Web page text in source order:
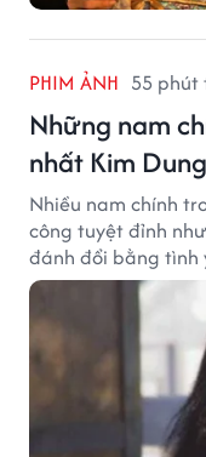
PHIM ẢNH 55
Những nam
nhất Kim Dung
Nhiều nam chính
công tuyệt đỉnh
đánh đổi bằng tình
khiến độc giả